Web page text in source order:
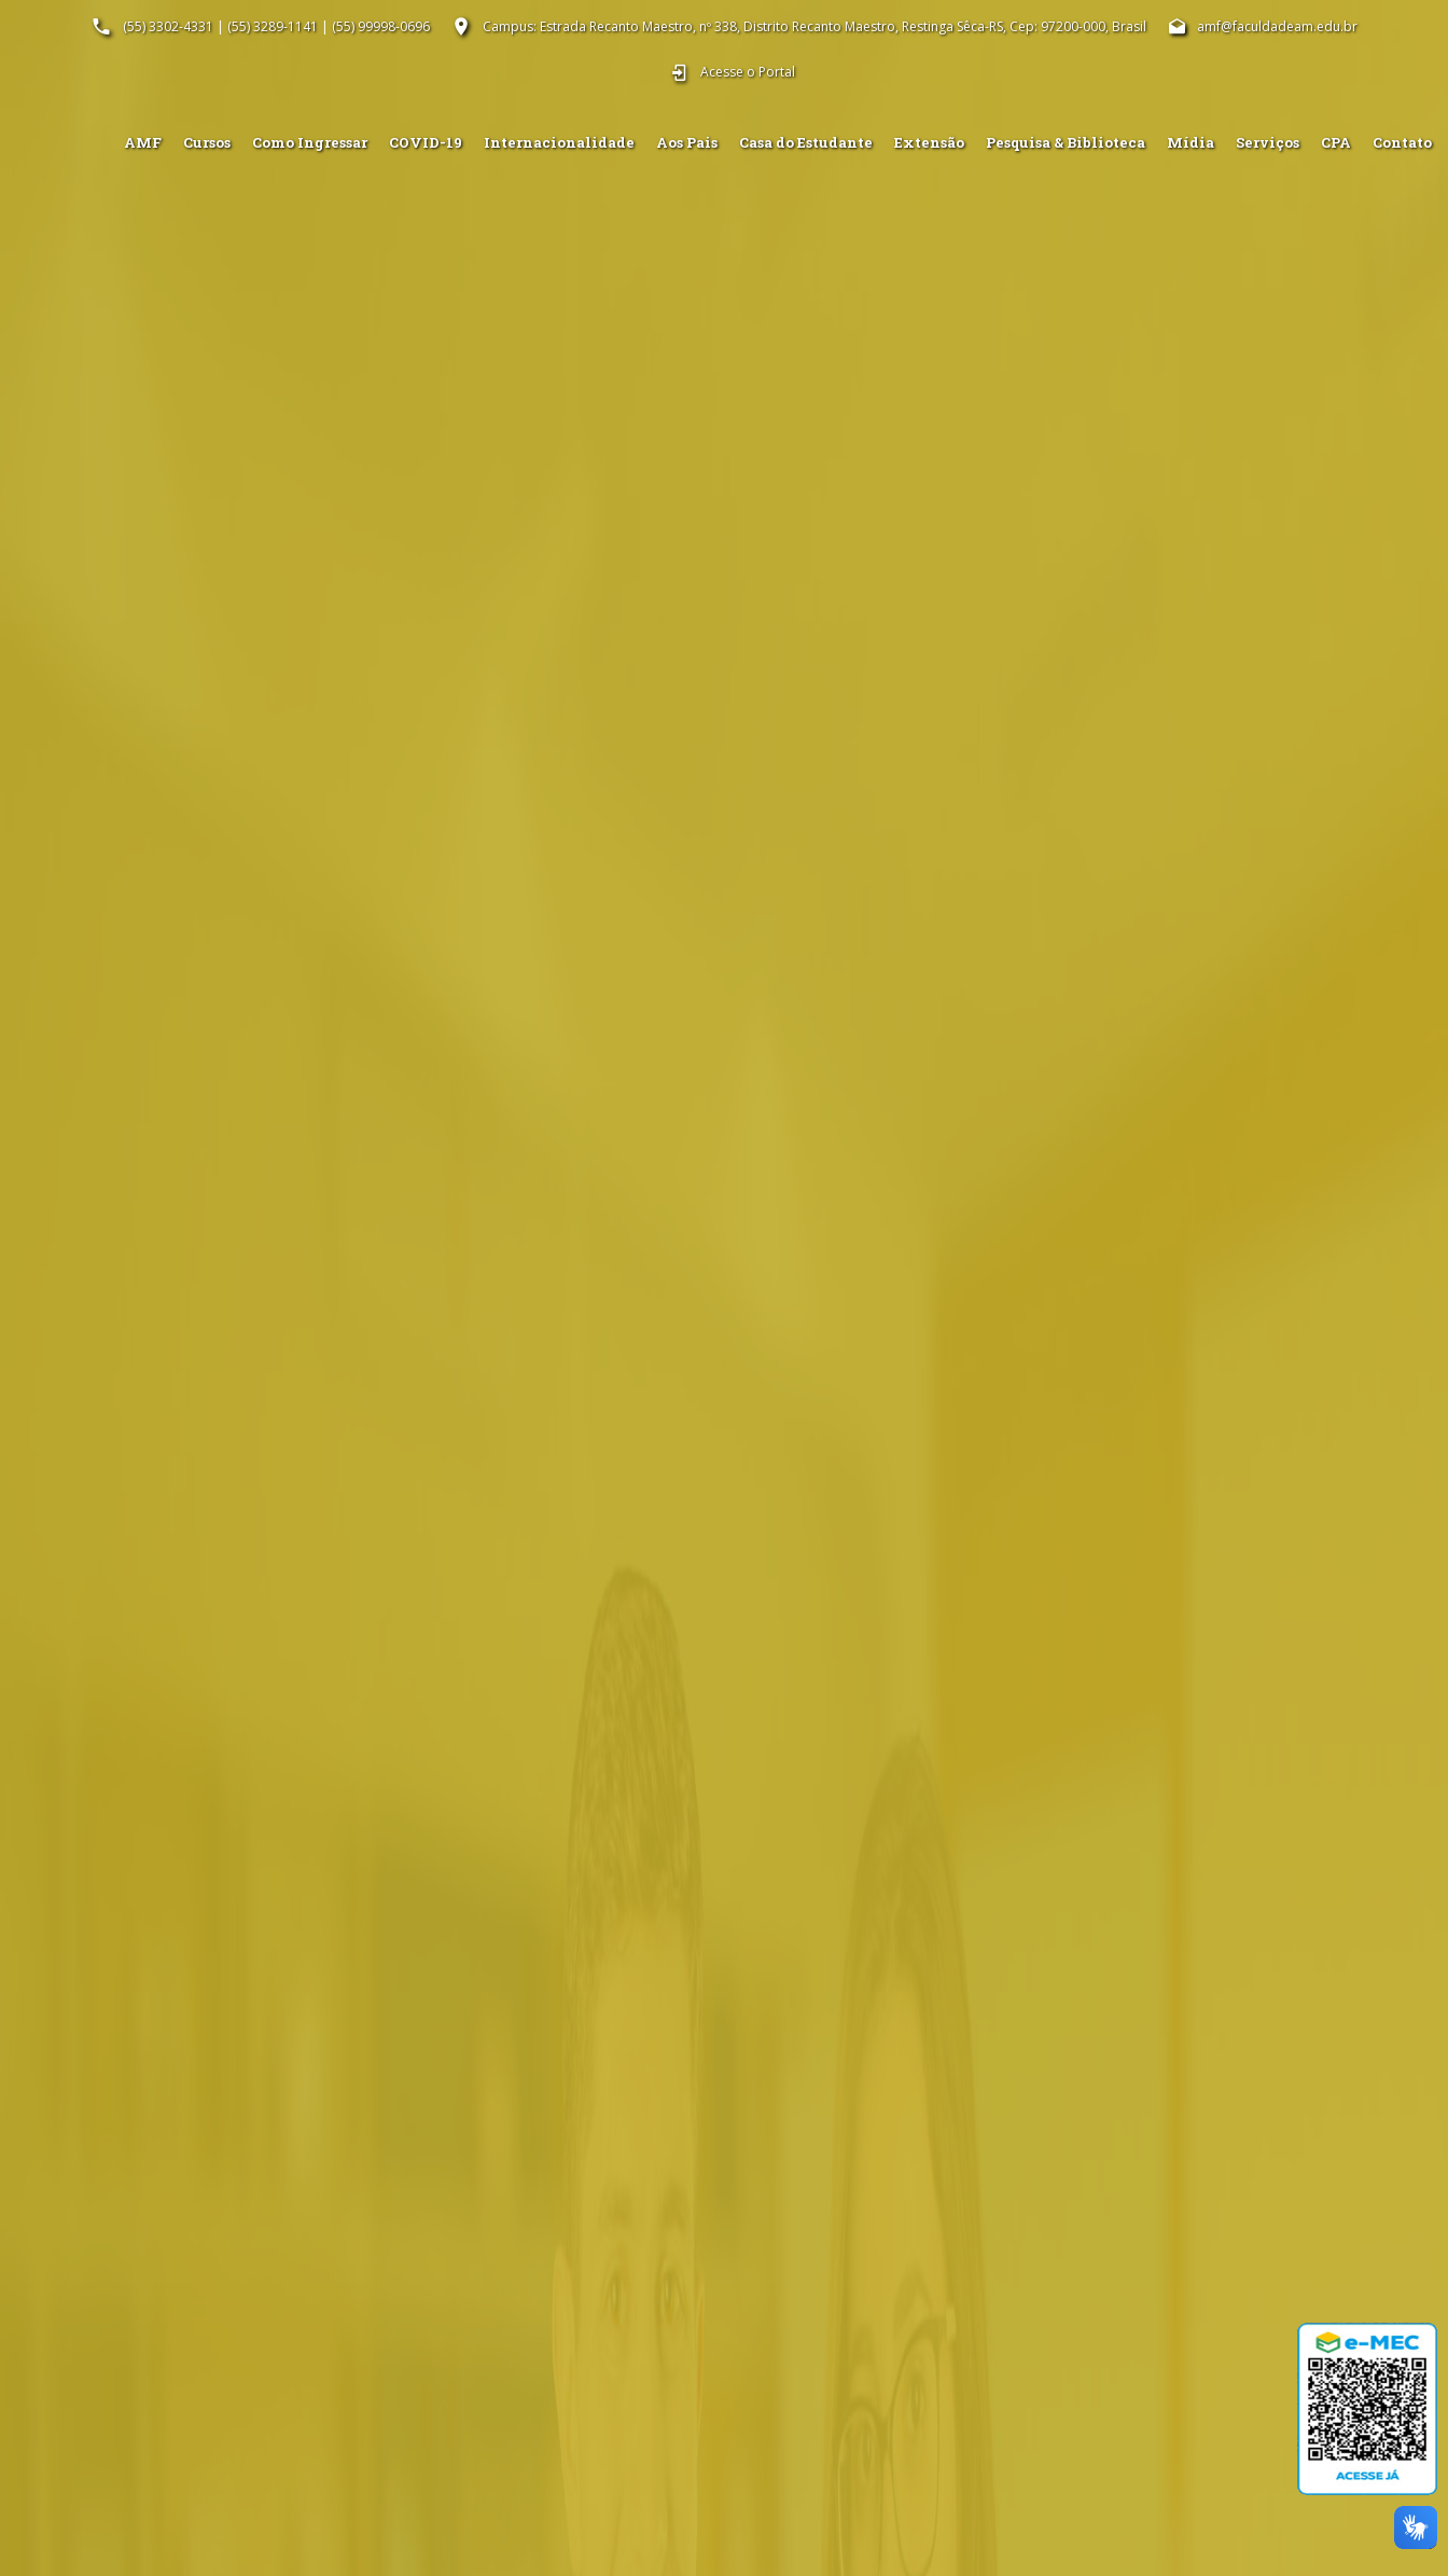
(55) 3302-4331 | (55) 3289-1141 | (55) 99998-0696 Campus: Estrada Recanto Maestro, nº 338, Distrito Recanto Maestro, Restinga Sêca-RS, Cep: 97200-000, Brasil amf@faculdadeam.edu.br
Acesse o Portal
AMF Cursos Como Ingressar COVID-19 Internacionalidade Aos Pais Casa do Estudante Extensão Pesquisa & Biblioteca Mídia Serviços CPA Contato